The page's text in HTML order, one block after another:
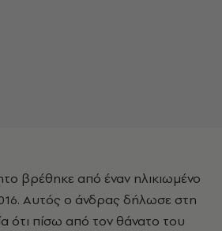
βρέθηκε από έναν ηλικιωμένο
Αυτός ο άνδρας δήλωσε στη
ότι πίσω από τον θάνατο του